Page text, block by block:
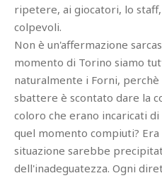
ripetere, ai giocatori, lo
colpevoli.
Non è un'affermazione
momento di Torino siamo
naturalmente i Forni, perchè
sbattere è scontato dare la
coloro che erano incaricati
quel momento compiuti?
situazione sarebbe
dell'inadeguatezza. Ogni